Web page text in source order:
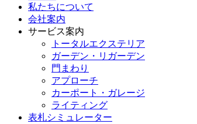
私たちについて
会社案内
サービス案内
トータルエクステリア
ガーデン・リガーデン
門まわり
アプローチ
カーポート・ガレージ
ライティング
表札シミュレーター